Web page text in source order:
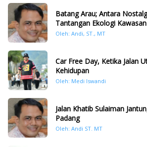
Batang Arau; Antara
Tantangan Ekologi Kawasan
Oleh: Andi, ST., MT
Car Free Day, Ketika Jalan
Kehidupan
Oleh: Medi Iswandi
Jalan Khatib Sulaiman
Padang
Oleh: Andi ST. MT